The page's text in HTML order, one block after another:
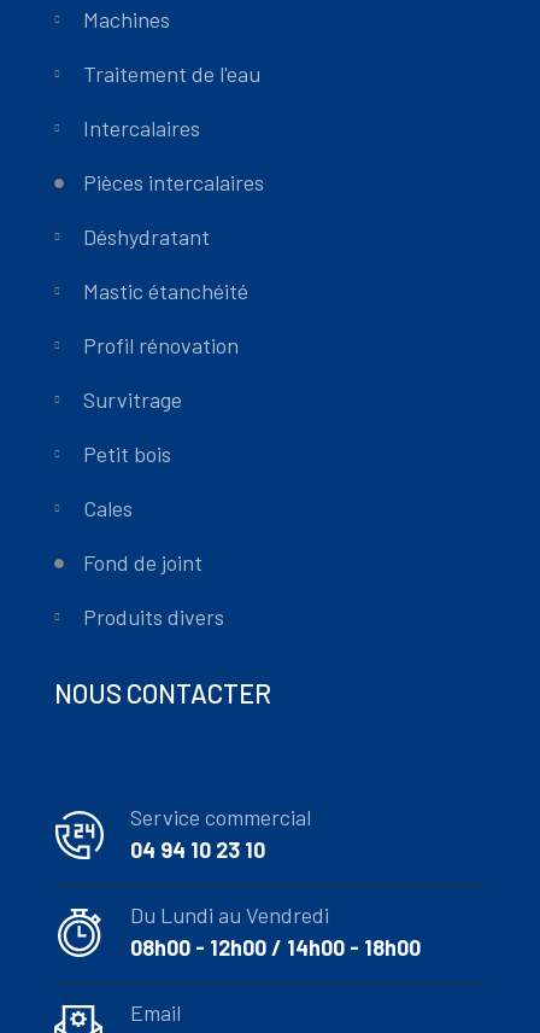
Machines
Traitement de l'eau
Intercalaires
Pièces intercalaires
Déshydratant
Mastic étanchéité
Profil rénovation
Survitrage
Petit bois
Cales
Fond de joint
Produits divers
NOUS CONTACTER
Service commercial
04 94 10 23 10
Du Lundi au Vendredi
08h00 - 12h00 / 14h00 - 18h00
Email